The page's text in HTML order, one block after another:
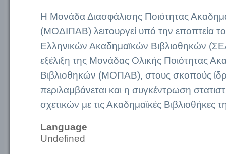
Η Μονάδα Διασφάλισης Ποιότητας
(ΜΟΔΙΠΑΒ) λειτουργεί υπό την εποπτεία
Ελληνικών Ακαδημαϊκών Βιβλιοθηκών
εξέλιξη της Μονάδας Ολικής Ποιότητας
Βιβλιοθηκών (ΜΟΠΑΒ), στους σκοπούς
περιλαμβάνεται και η συγκέντρωση
σχετικών με τις Ακαδημαϊκές Βιβλιοθήκες
Language
Undefined